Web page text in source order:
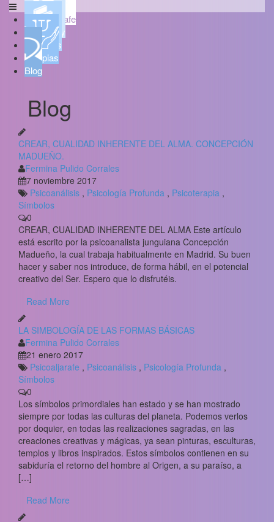
Psicoaljarafe
Quién soy
Servicios
Terapias
Blog
Blog
CREAR, CUALIDAD INHERENTE DEL ALMA. CONCEPCIÓN
MADUEÑO.
Fermina Pulido Corrales
7 noviembre 2017
Psicoanálisis , Psicología Profunda , Psicoterapia ,
Símbolos
0
CREAR, CUALIDAD INHERENTE DEL ALMA Este artículo
está escrito por la psicoanalista junguiana Concepción
Madueño, la cual trabaja habitualmente en Madrid. Su buen
hacer y saber nos introduce, de forma hábil, en el potencial
creativo del Ser. Espero que lo disfrutéis.
Read More
LA SIMBOLOGÍA DE LAS FORMAS BÁSICAS
Fermina Pulido Corrales
21 enero 2017
Psicoaljarafe , Psicoanálisis , Psicología Profunda ,
Símbolos
0
Los símbolos primordiales han estado y se han mostrado
siempre por todas las culturas del planeta. Podemos verlos
por doquier, en todas las realizaciones sagradas, en las
creaciones creativas y mágicas, ya sean pinturas, esculturas,
templos y libros inspirados. Estos símbolos contienen en su
sabiduría el retorno del hombre al Origen, a su paraíso, a
[…]
Read More